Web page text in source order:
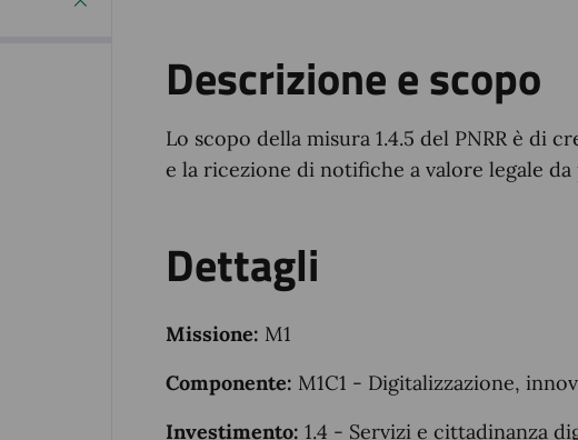
Descrizione e scopo
Lo scopo della misura 1.4.5 del PNRR è di
e la ricezione di notifiche a valore legale
Dettagli
Missione: M1
Componente: M1C1 - Digitalizzazione,
Investimento: 1.4 - Servizi e cittadinanza